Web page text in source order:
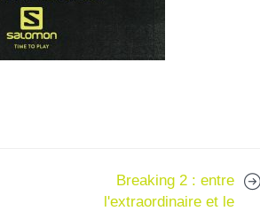
Breaking 2 : entre
l'extraordinaire et le